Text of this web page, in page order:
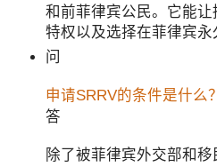
和前菲律宾公民。它能
特权以及选择在菲律宾永
问
申请SRRV的条件是什么？
答
除了被菲律宾外交部和